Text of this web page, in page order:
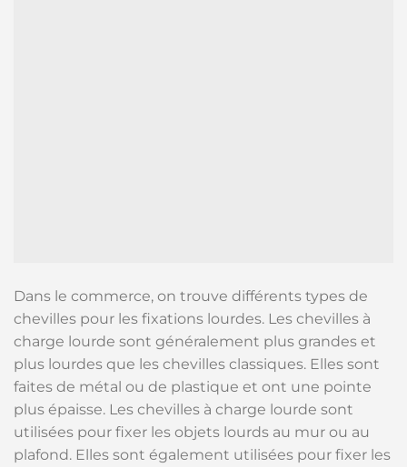
Dans le commerce, on trouve différents types de
chevilles pour les fixations lourdes. Les chevilles à
charge lourde sont généralement plus grandes et
plus lourdes que les chevilles classiques. Elles sont
faites de métal ou de plastique et ont une pointe
plus épaisse. Les chevilles à charge lourde sont
utilisées pour fixer les objets lourds au mur ou au
plafond. Elles sont également utilisées pour fixer les